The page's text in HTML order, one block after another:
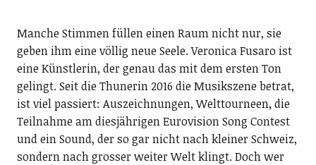
Manche Stimmen füllen einen Raum nicht nur, sie
geben ihm eine völlig neue Seele. Veronica Fusaro ist
eine Künstlerin, der genau das mit dem ersten Ton
gelingt. Seit die Thunerin 2016 die Musikszene betrat,
ist viel passiert: Auszeichnungen, Welttourneen, die
Teilnahme am diesjährigen Eurovision Song Contest
und ein Sound, der so gar nicht nach kleiner Schweiz,
sondern nach grosser weiter Welt klingt. Doch wer